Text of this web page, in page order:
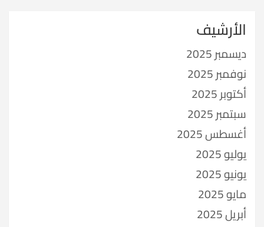
الأرشيف
ديسمبر 2025
نوفمبر 2025
أكتوبر 2025
سبتمبر 2025
أغسطس 2025
يوليو 2025
يونيو 2025
مايو 2025
أبريل 2025